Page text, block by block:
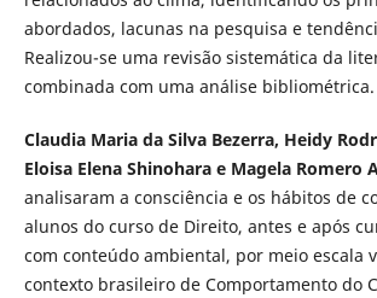
abordados, lacunas na pesquisa e
Realizou-se uma revisão sistemática da
combinada com uma análise bibliométrica.
Claudia Maria da Silva Bezerra, Heidy
Eloisa Elena Shinohara e Magela Romero
analisaram a consciência e os hábitos de
alunos do curso de Direito, antes e após
com conteúdo ambiental, por meio escala
contexto brasileiro de Comportamento do